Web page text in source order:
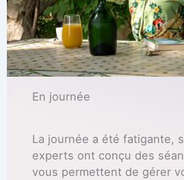
En journée
La journée a été fatigante,
experts ont conçu des
vous permettent de gérer